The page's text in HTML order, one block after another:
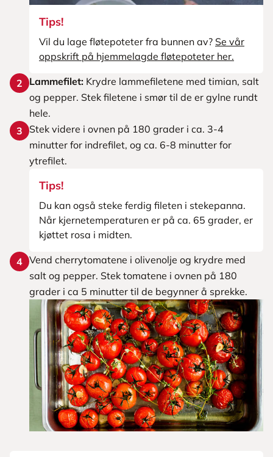
Tips!
Vil du lage fløtepoteter fra bunnen av? Se vår
oppskrift på hjemmelagde fløtepoteter her.
2 Lammefilet: Krydre lammefiletene med timian, salt
og pepper. Stek filetene i smør til de er gylne rundt
hele.
3
Stek videre i ovnen på 180 grader i ca. 3-4
minutter for indrefilet, og ca. 6-8 minutter for
ytrefilet.
Tips!
Du kan også steke ferdig fileten i stekepanna.
Når kjernetemperaturen er på ca. 65 grader, er
kjøttet rosa i midten.
4 Vend cherrytomatene i olivenolje og krydre med
salt og pepper. Stek tomatene i ovnen på 180
grader i ca 5 minutter til de begynner å sprekke.